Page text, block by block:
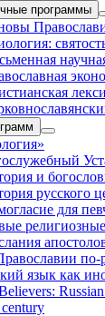
программы
и
русского
для
по-
язык как